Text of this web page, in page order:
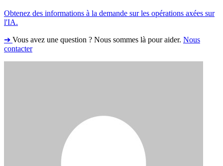
Obtenez des informations à la demande sur les opérations axées sur
l'IA.
➔ Vous avez une question ? Nous sommes là pour aider. Nous
contacter